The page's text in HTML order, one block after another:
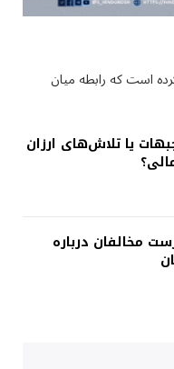
است که رابطه میان
یا تلاش‌های ارزان
مخالفان درباره